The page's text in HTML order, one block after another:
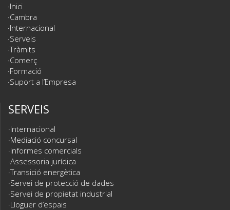
Inici
Cambra
Internacional
Serveis
Tràmits
Comerç
Formació
Suport a l’Empresa
SERVEIS
Internacional
Mediació concursal
Informes comercials
Assessoria jurídica
Transició energètica
Servei de protecció de dades
Servei de propietat industrial
Lloguer d’espais